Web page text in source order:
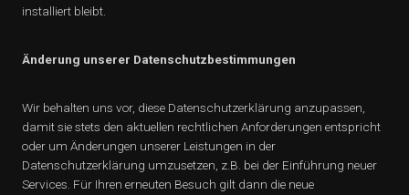
installiert bleibt.
Änderung unserer Datenschutzbestimmungen
Wir behalten uns vor, diese Datenschutzerklärung anzupassen,
damit sie stets den aktuellen rechtlichen Anforderungen entspricht
oder um Änderungen unserer Leistungen in der
Datenschutzerklärung umzusetzen, z.B. bei der Einführung neuer
Services. Für Ihren erneuten Besuch gilt dann die neue